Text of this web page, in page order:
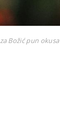
Božić pun okusa